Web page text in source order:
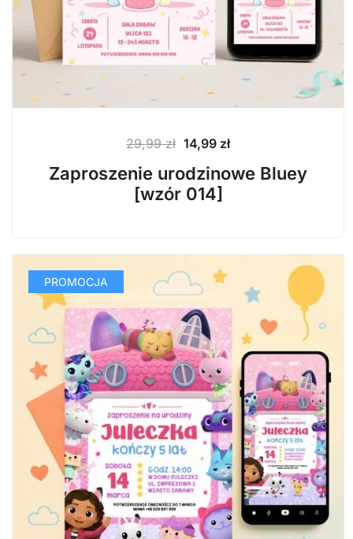
29,99zł Pierwotna
cena
wynosiła:
29,99 zł.
14,99 złAktualna
wynosi:
Zaproszenie urodzinowe Bluey
[wzór 014]
PROMOCJA